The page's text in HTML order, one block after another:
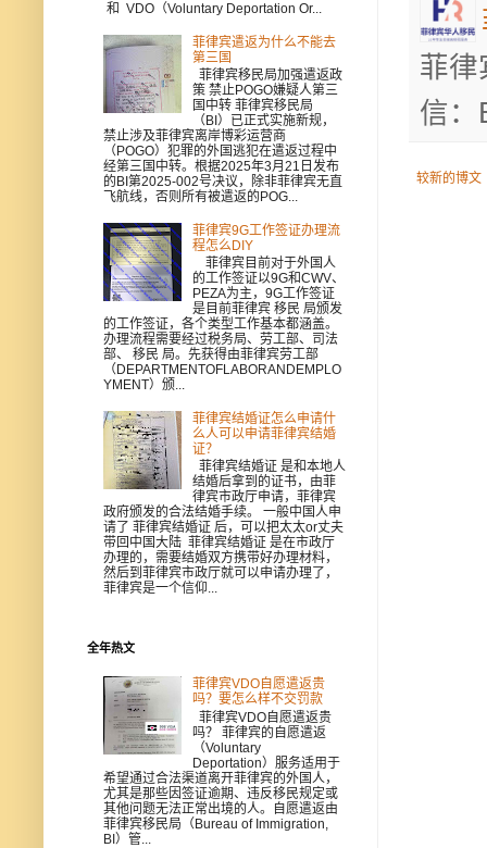
菲律
信：
较新的博文
和 VDO（Voluntary Deportation Or...
菲律宾遣返为什么不能去
第三国
菲律宾移民局加强遣返政
策 禁止POGO嫌疑人第三
国中转 菲律宾移民局
（BI）已正式实施新规，
禁止涉及菲律宾离岸博彩运营商
（POGO）犯罪的外国逃犯在遣返过程中
经第三国中转。根据2025年3月21日发布
的BI第2025-002号决议，除非菲律宾无直
飞航线，否则所有被遣返的POG...
菲律宾9G工作签证办理流
程怎么DIY
菲律宾目前对于外国人
的工作签证以9G和CWV、
PEZA为主，9G工作签证
是目前菲律宾 移民 局颁发
的工作签证，各个类型工作基本都涵盖。
办理流程需要经过税务局、劳工部、司法
部、 移民 局。先获得由菲律宾劳工部
（DEPARTMENTOFLABORANDEMPLO
YMENT）颁...
菲律宾结婚证怎么申请什
么人可以申请菲律宾结婚
证？
菲律宾结婚证 是和本地人
结婚后拿到的证书，由菲
律宾市政厅申请，菲律宾
政府颁发的合法结婚手续。 一般中国人申
请了 菲律宾结婚证 后，可以把太太or丈夫
带回中国大陆 菲律宾结婚证 是在市政厅
办理的，需要结婚双方携带好办理材料，
然后到菲律宾市政厅就可以申请办理了，
菲律宾是一个信仰...
全年热文
菲律宾VDO自愿遣返贵
吗？要怎么样不交罚款
菲律宾VDO自愿遣返贵
吗？ 菲律宾的自愿遣返
（Voluntary
Deportation）服务适用于
希望通过合法渠道离开菲律宾的外国人，
尤其是那些因签证逾期、违反移民规定或
其他问题无法正常出境的人。自愿遣返由
菲律宾移民局（Bureau of Immigration,
BI）管...